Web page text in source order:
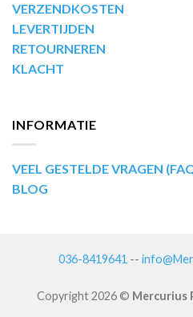
VERZENDKOSTEN
LEVERTIJDEN
RETOURNEREN
KLACHT
INFORMATIE
VEEL GESTELDE VRAGEN
BLOG
036-8419641 --
Copyright 2026 © Mercurius